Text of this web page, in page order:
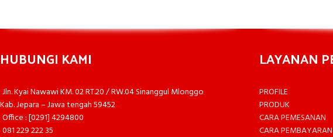
HUBUNGI KAMI
Jln. Kyai Nawawi KM. 02 RT.20 / RW.04 Sinanggul Mlonggo
Kab. Jepara – Jawa tengah 59452
Office : [0291] 4294800
081 229 222 35
LAYANAN
PROFILE
PRODUK
CARA PEMESANAN
CARA PEMBAYARAN